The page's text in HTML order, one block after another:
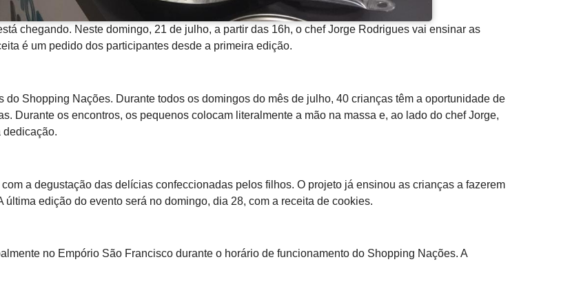
chegando. Neste domingo, 21 de julho, a partir das 16h, o chef Jorge Rodrigues vai ensinar as
é um pedido dos participantes desde a primeira edição.
Shopping Nações. Durante todos os domingos do mês de julho, 40 crianças têm a oportunidade de
Durante os encontros, os pequenos colocam literalmente a mão na massa e, ao lado do chef Jorge,
dedicação.
a degustação das delícias confeccionadas pelos filhos. O projeto já ensinou as crianças a fazerem
edição do evento será no domingo, dia 28, com a receita de cookies.
no Empório São Francisco durante o horário de funcionamento do Shopping Nações. A